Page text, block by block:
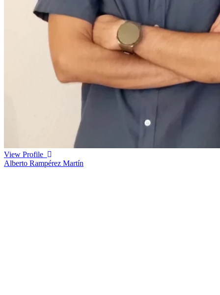
View Profile
Alberto Rampérez Martín